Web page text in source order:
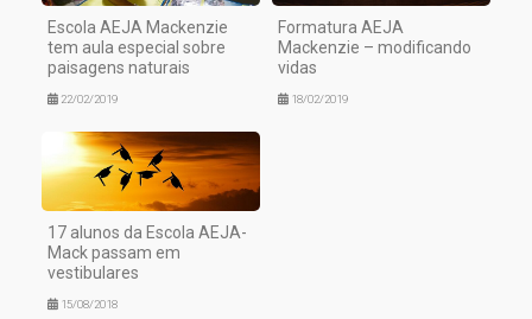
Escola AEJA Mackenzie
tem aula especial sobre
paisagens naturais
22/02/2019
Formatura AEJA
Mackenzie – modificando
vidas
18/02/2019
17 alunos da Escola AEJA-
Mack passam em
vestibulares
15/08/2018